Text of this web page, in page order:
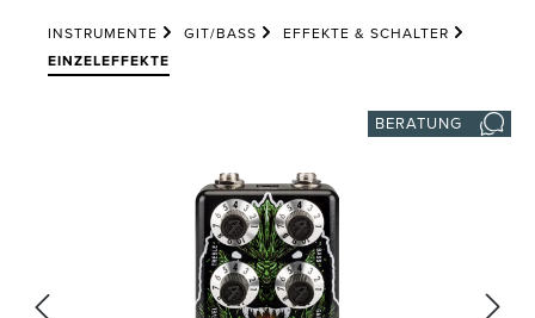
INSTRUMENTE GIT/BASS EFFEKTE & SCHALTER
EINZELEFFEKTE
BERATUNG